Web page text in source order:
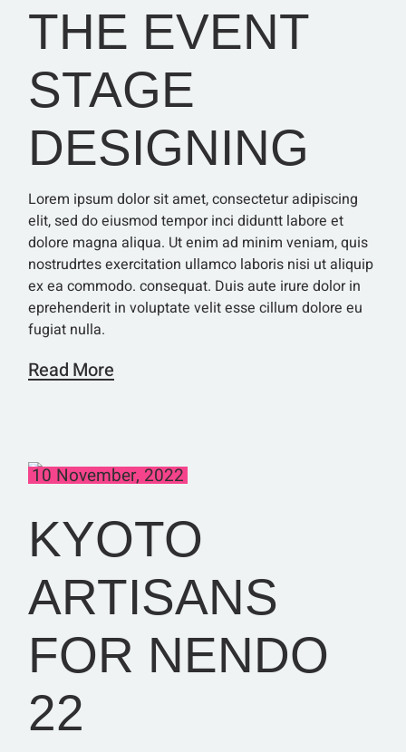
THE EVENT
STAGE
DESIGNING
Lorem ipsum dolor sit amet, consectetur adipiscing
elit, sed do eiusmod tempor inci diduntt labore et
dolore magna aliqua. Ut enim ad minim veniam, quis
nostrudrtes exercitation ullamco laboris nisi ut aliquip
ex ea commodo. consequat. Duis aute irure dolor in
eprehenderit in voluptate velit esse cillum dolore eu
fugiat nulla.
Read More
10 November, 2022
KYOTO
ARTISANS
FOR NENDO
22